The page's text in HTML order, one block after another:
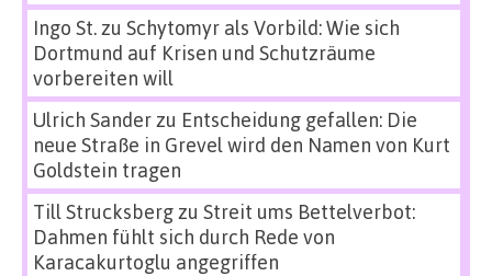
Ingo St.zu Schytomyr als Vorbild: Wie sich
Dortmund auf Krisen und Schutzräume
vorbereiten will
Ulrich Sanderzu Entscheidung gefallen: Die
neue Straße in Grevel wird den Namen von Kurt
Goldstein tragen
Till Strucksbergzu Streit ums Bettelverbot:
Dahmen fühlt sich durch Rede von
Karacakurtoglu angegriffen